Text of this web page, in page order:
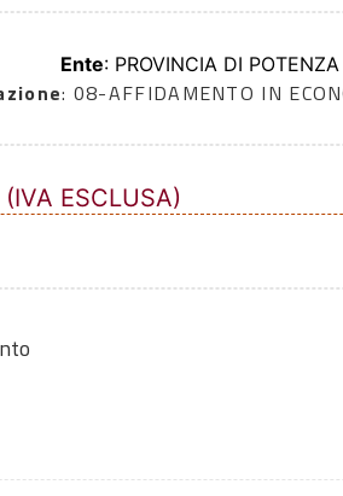
Ente: PROVINCIA DI POTENZA
: 08-AFFIDAMENTO IN
ESCLUSA)